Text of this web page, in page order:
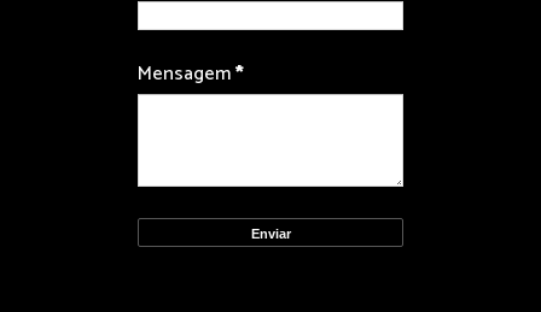
Mensagem*